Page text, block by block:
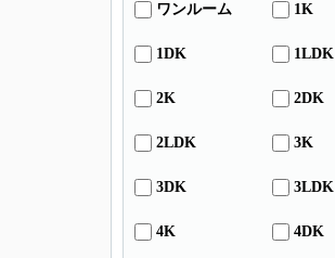
ワンルーム 1K
1DK 1LDK
2K 2DK
2LDK 3K
3DK 3LDK
4K 4DK